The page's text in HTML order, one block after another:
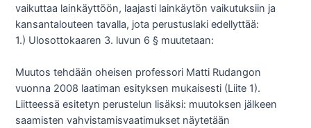
vaikuttaa lainkäyttöön, laajasti lainkäytön vaikutuksiin ja
kansantalouteen tavalla, jota perustuslaki edellyttää:
1.) Ulosottokaaren 3. luvun 6 § muutetaan:
Muutos tehdään oheisen professori Matti Rudangon
vuonna 2008 laatiman esityksen mukaisesti (Liite 1).
Liitteessä esitetyn perustelun lisäksi: muutoksen jälkeen
saamisten vahvistamisvaatimukset näytetään